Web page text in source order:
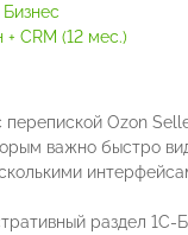
CRM (12 мес.)
Ozon
важно быстро
раздел 1С-